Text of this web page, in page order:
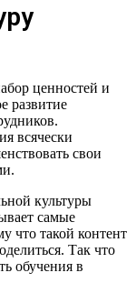
ценностей и
развитие
всячески
свои
культуры
самые
что такой контент
Так что
обучения в